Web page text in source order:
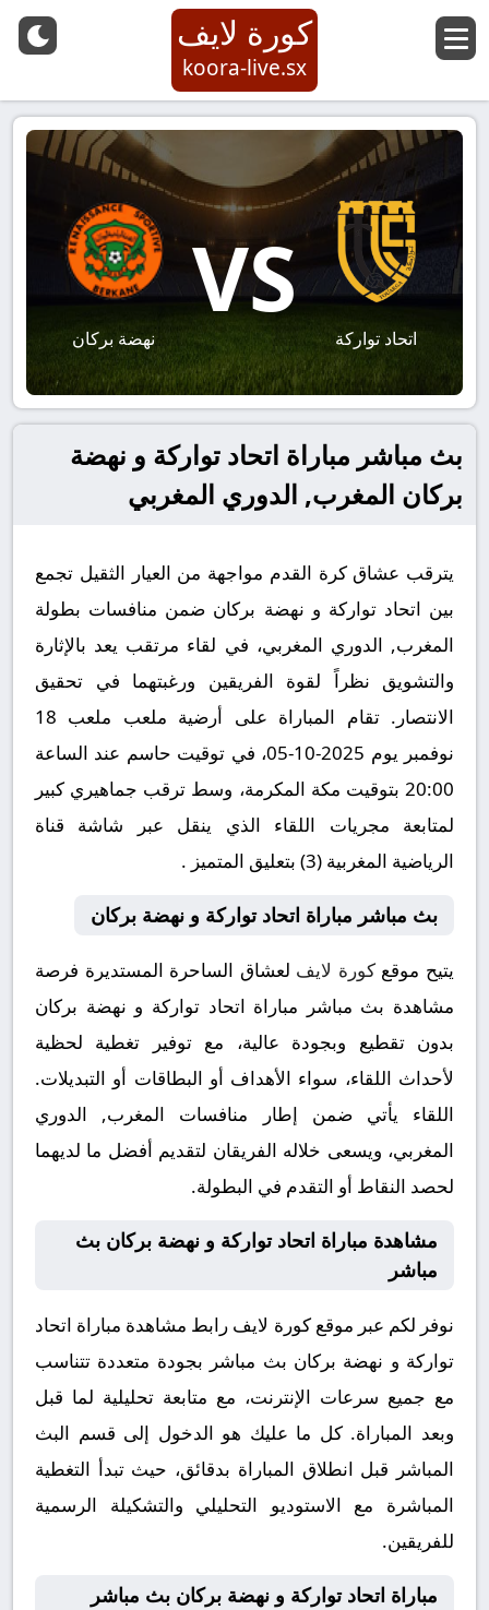
كورة لايف
koora-live.sx
اتحاد تواركة
VS
نهضة بركان
بث مباشر مباراة اتحاد تواركة و نهضة
بركان المغرب, الدوري المغربي
يترقب عشاق كرة القدم مواجهة من العيار الثقيل تجمع
بين اتحاد تواركة و نهضة بركان ضمن منافسات بطولة
المغرب, الدوري المغربي، في لقاء مرتقب يعد بالإثارة
والتشويق نظراً لقوة الفريقين ورغبتهما في تحقيق
الانتصار. تقام المباراة على أرضية ملعب ملعب 18
نوفمبر يوم 2025-10-05، في توقيت حاسم عند الساعة
20:00 بتوقيت مكة المكرمة، وسط ترقب جماهيري كبير
لمتابعة مجريات اللقاء الذي ينقل عبر شاشة قناة
الرياضية المغربية (3) بتعليق المتميز .
بث مباشر مباراة اتحاد تواركة و نهضة بركان
يتيح موقعكورة لايف لعشاق الساحرة المستديرة فرصة
مشاهدة بث مباشر مباراة اتحاد تواركة و نهضة بركان
بدون تقطيع وبجودة عالية، مع توفير تغطية لحظية
لأحداث اللقاء، سواء الأهداف أو البطاقات أو التبديلات.
اللقاء يأتي ضمن إطار منافسات المغرب, الدوري
المغربي، ويسعى خلاله الفريقان لتقديم أفضل ما لديهما
لحصد النقاط أو التقدم في البطولة.
مشاهدة مباراة اتحاد تواركة و نهضة بركان بث
مباشر
نوفر لكم عبر موقع كورة لايف رابط مشاهدة مباراة اتحاد
تواركة و نهضة بركان بث مباشر بجودة متعددة تتناسب
مع جميع سرعات الإنترنت، مع متابعة تحليلية لما قبل
وبعد المباراة. كل ما عليك هو الدخول إلى قسم البث
المباشر قبل انطلاق المباراة بدقائق، حيث تبدأ التغطية
المباشرة مع الاستوديو التحليلي والتشكيلة الرسمية
للفريقين.
مباراة اتحاد تواركة و نهضة بركان بث مباشر